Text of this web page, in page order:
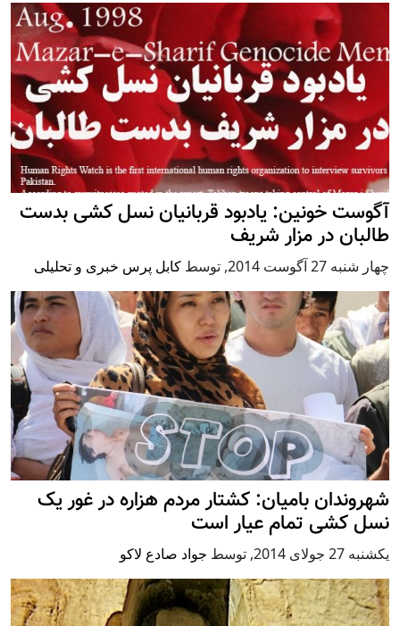
آگوست خونین: یادبود قربانیان نسل کشی بدست
طالبان در مزار شریف
چهار شنبه 27 آگوست 2014 , توسط کابل پرس خبری و تحلیلی
شهروندان بامیان: کشتار مردم هزاره در غور یک
نسل کشی تمام عیار است
يكشنبه 27 جولای 2014 , توسط جواد صادع لاکو